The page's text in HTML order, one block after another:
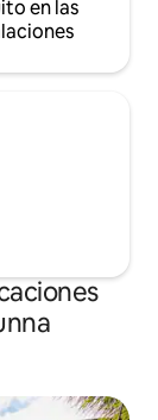
en las